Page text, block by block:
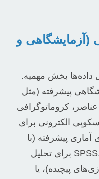
و
داده‌ها بخش مهمیه.
پیشرفته (مثل
کروماتوگرافی
الکترونی برای
آماری پیشرفته (با
نرم‌افزارهایی مثل SPSS, R, Python برای تحلیل
پیچیده)، یا